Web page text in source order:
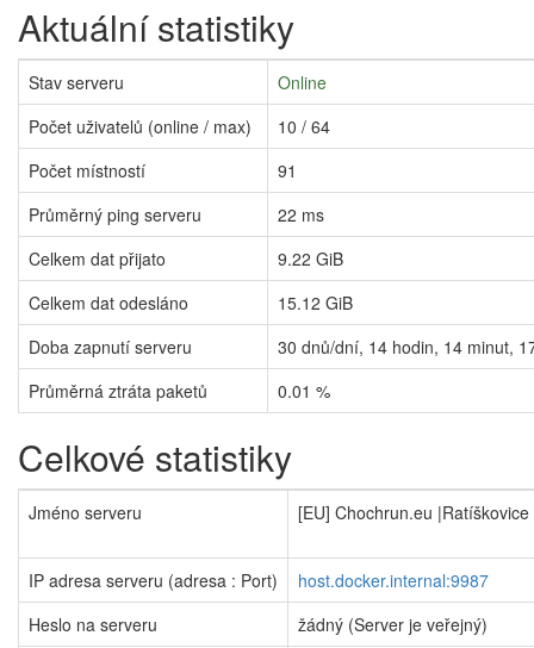
Aktuální statistiky
Stav serveru
Online
Počet uživatelů (online / max)
10 / 64
Počet místností
91
Průměrný ping serveru
22 ms
Celkem dat přijato
9.22 GiB
Celkem dat odesláno
15.12 GiB
Doba zapnutí serveru
30 dnů/dní, 14 hodin, 14 minut,
Průměrná ztráta paketů
0.01 %
Celkové statistiky
Jméno serveru [EU] Chochrun.eu
IP adresa serveru (adresa : Port)
host.docker.internal:9987
Heslo na serveru
žádný (Server je veřejný)